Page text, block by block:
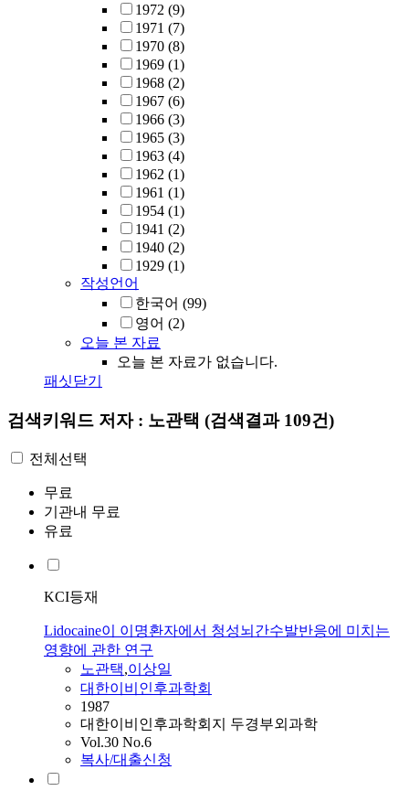
1972 (9)
1971 (7)
1970 (8)
1969 (1)
1968 (2)
1967 (6)
1966 (3)
1965 (3)
1963 (4)
1962 (1)
1961 (1)
1954 (1)
1941 (2)
1940 (2)
1929 (1)
작성언어
한국어 (99)
영어 (2)
오늘 본 자료
오늘 본 자료가 없습니다.
패싯닫기
검색키워드 저자 : 노관택 (검색결과 109건)
전체선택
무료
기관내 무료
유료
KCI등재
Lidocaine이 이명환자에서 청성뇌간수발반응에 미치는
영향에 관한 연구
노관택,이상일
대한이비인후과학회
1987
대한이비인후과학회지 두경부외과학
Vol.30 No.6
복사/대출신청